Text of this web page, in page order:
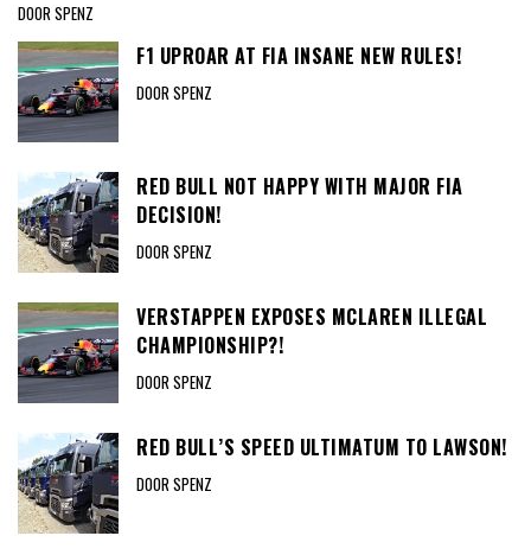
DOOR SPENZ
F1 UPROAR AT FIA INSANE NEW RULES!
DOOR SPENZ
RED BULL NOT HAPPY WITH MAJOR FIA
DECISION!
DOOR SPENZ
VERSTAPPEN EXPOSES MCLAREN ILLEGAL
CHAMPIONSHIP?!
DOOR SPENZ
RED BULL’S SPEED ULTIMATUM TO LAWSON!
DOOR SPENZ